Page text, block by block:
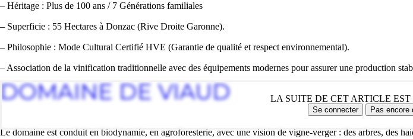
– Héritage : Plus de 100 ans / 7 Générations familiales
– Superficie : 55 Hectares à Donzac (Rive Droite Garonne).
– Philosophie : Mode Cultural Certifié HVE (Garantie de qualité et respect environnemental).
– Association de la vinification traditionnelle avec des équipements modernes pour assurer une production
LA SUITE DE CET ARTICLE
Se connecter Pas encore
DOMAINE DE VIAUD
Le domaine est conduit en biodynamie, en agroforesterie, avec une vision de vigne-verger : des arbres, des